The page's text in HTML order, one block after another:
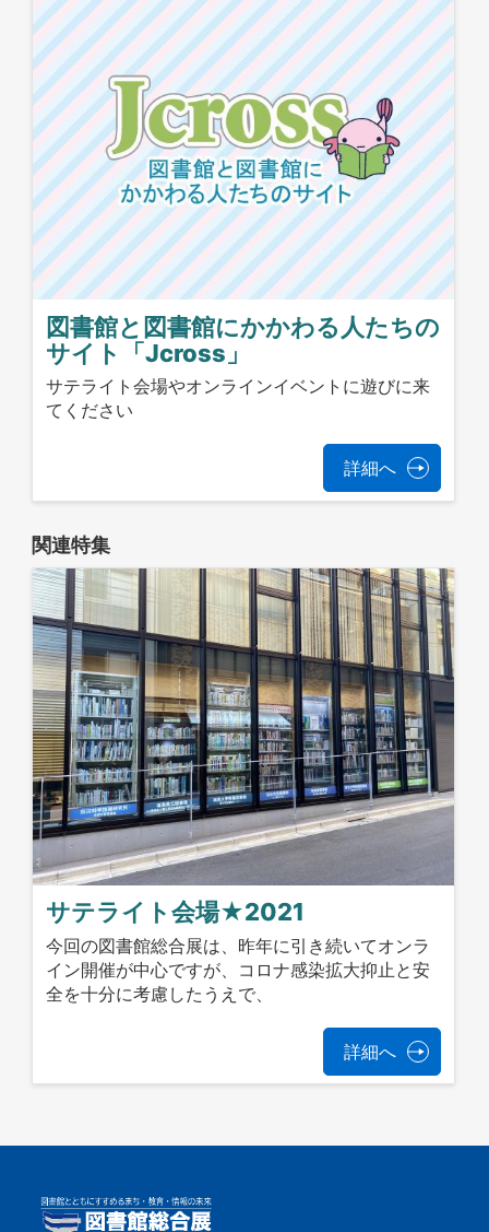
図書館と図書館にかかわる人たちの
サイト「Jcross」
サテライト会場やオンラインイベントに遊びに来
てください
詳細へ
関連特集
サテライト会場★2021
今回の図書館総合展は、昨年に引き続いてオンラ
イン開催が中心ですが、コロナ感染拡大抑止と安
全を十分に考慮したうえで、
詳細へ